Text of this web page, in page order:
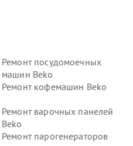
Ремонт посудомоечных
машин Beko
Ремонт кофемашин Beko
Ремонт варочных панелей
Beko
Ремонт парогенераторов